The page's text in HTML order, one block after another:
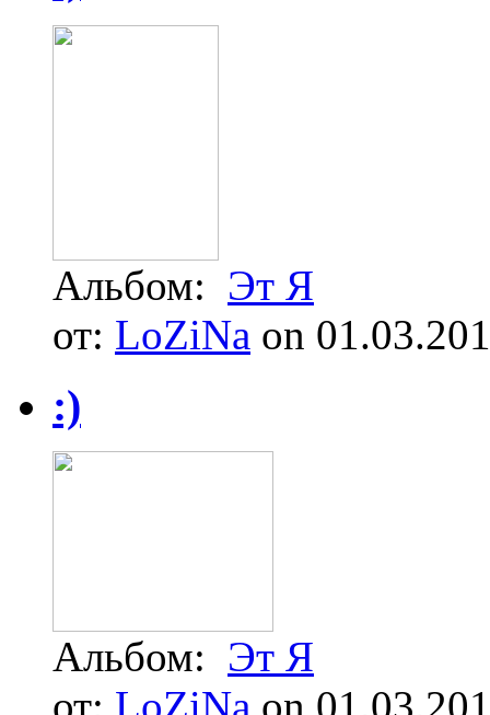
Альбом: Эт Я
от: LoZiNa on
:)
Альбом: Эт Я